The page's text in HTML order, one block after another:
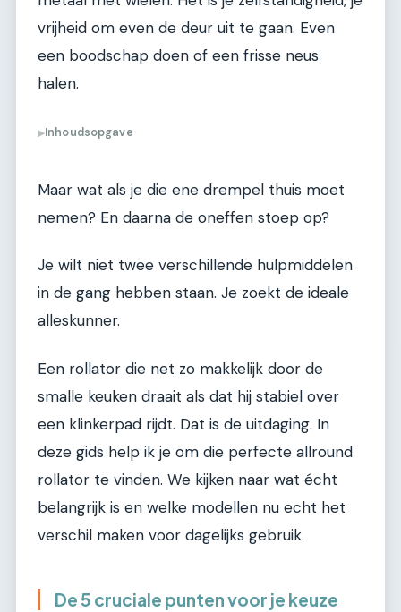
vrijheid om even de deur uit te gaan. Even
een boodschap doen of een frisse neus
halen.
▶Inhoudsopgave
Maar wat als je die ene drempel thuis moet
nemen? En daarna de oneffen stoep op?
Je wilt niet twee verschillende hulpmiddelen
in de gang hebben staan. Je zoekt de ideale
alleskunner.
Een rollator die net zo makkelijk door de
smalle keuken draait als dat hij stabiel over
een klinkerpad rijdt. Dat is de uitdaging. In
deze gids help ik je om die perfecte allround
rollator te vinden. We kijken naar wat écht
belangrijk is en welke modellen nu echt het
verschil maken voor dagelijks gebruik.
De 5 cruciale punten voor je keuze